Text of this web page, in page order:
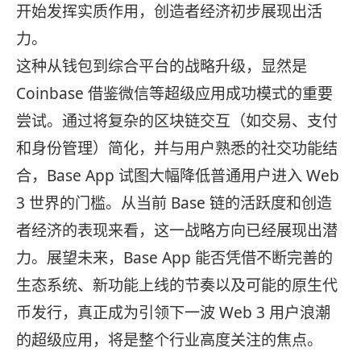
开始发挥实质作用，创造者经济初步展现出活
力。
这种从钱包到综合平台的战略升级，显然是
Coinbase 借鉴微信等超级应用成功模式的重要
尝试。通过将复杂的区块链交互（如交易、支付
和身份管理）简化，并与用户熟悉的社交功能结
合，Base App 试图大幅降低普通用户进入 Web
3 世界的门槛。从当前 Base 链的活跃度和创造
者经济的表现来看，这一战略方向已经展现出潜
力。展望未来，Base App 能否凭借不断完善的
生态系统、新功能上线的节奏以及可能的原生代
币发行，真正成为引领下一波 Web 3 用户浪潮
的超级应用，将是整个行业高度关注的焦点。